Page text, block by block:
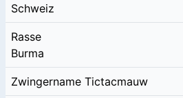
Schweiz
Rasse
Burma
Zwingername Tictacmauw